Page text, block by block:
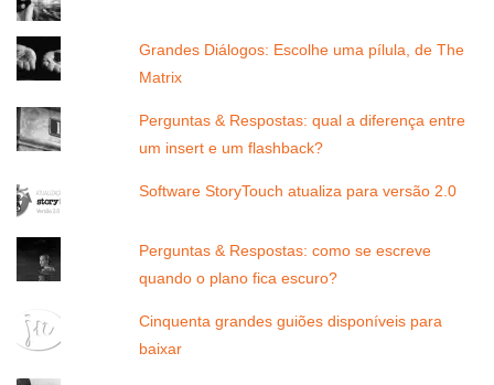
Grandes Diálogos: Escolhe uma pílula, de The
Matrix
Perguntas & Respostas: qual a diferença entre
um insert e um flashback?
Software StoryTouch atualiza para versão 2.0
Perguntas & Respostas: como se escreve
quando o plano fica escuro?
Cinquenta grandes guiões disponíveis para
baixar